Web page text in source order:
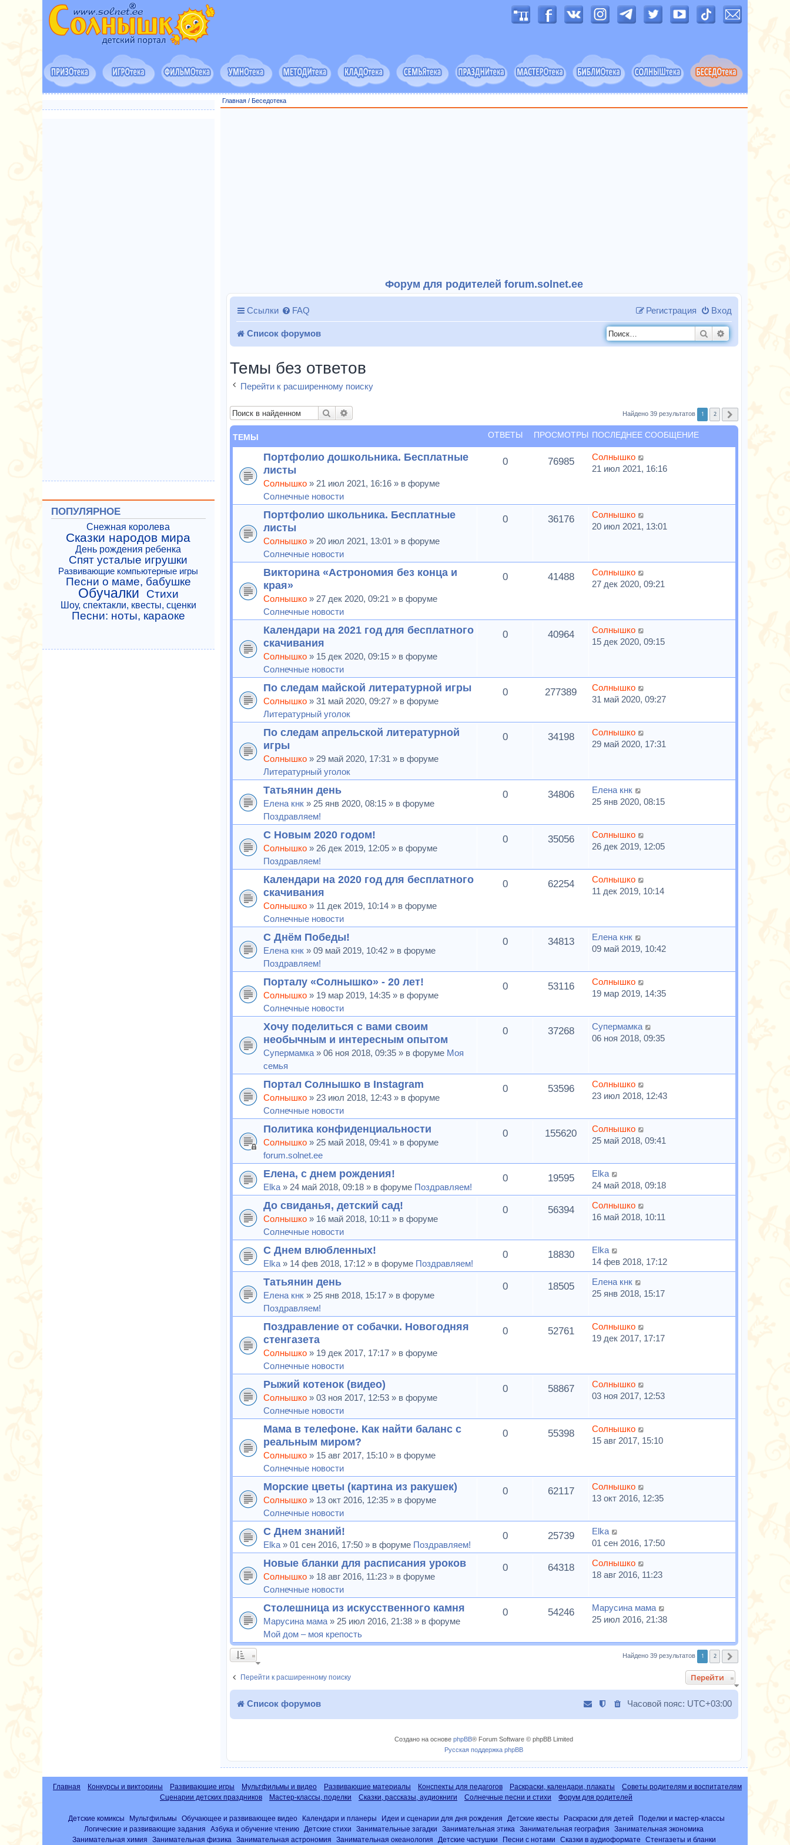
Главная/ Беседотека
Форум для родителей forum.solnet.ee
Ссылки FAQ Вход
Регистрация
Список форумов Поиск
Темы без ответов
Перейти к расширенному поиску
Поиск Найдено 39 результатов 1 2
ТЕМЫ ОТВЕТЫ ПРОСМОТРЫ ПОСЛЕДНЕЕ СООБЩЕНИЕ
Портфолио дошкольника. Бесплатные
листы
Солнышко» 21 июл 2021, 16:16 » в форуме
Солнечные новости
0 76985
Солнышко
21 июл 2021, 16:16
Портфолио школьника. Бесплатные
листы
Солнышко» 20 июл 2021, 13:01 » в форуме
Солнечные новости
0 36176
Солнышко
20 июл 2021, 13:01
Викторина «Астрономия без конца и
края»
Солнышко» 27 дек 2020, 09:21 » в форуме
Солнечные новости
0 41488
Солнышко
27 дек 2020, 09:21
Календари на 2021 год для бесплатного
скачивания
Солнышко» 15 дек 2020, 09:15 » в форуме
Солнечные новости
0 40964
Солнышко
15 дек 2020, 09:15
По следам майской литературной игры
Солнышко» 31 май 2020, 09:27 » в форуме
Литературный уголок
0 277389
Солнышко
31 май 2020, 09:27
По следам апрельской литературной
игры
Солнышко» 29 май 2020, 17:31 » в форуме
Литературный уголок
0 34198
Солнышко
29 май 2020, 17:31
Татьянин день
Елена кнк» 25 янв 2020, 08:15 » в форуме
Поздравляем!
0 34806
Елена кнк
25 янв 2020, 08:15
С Новым 2020 годом!
Солнышко» 26 дек 2019, 12:05 » в форуме
Поздравляем!
0 35056
Солнышко
26 дек 2019, 12:05
Календари на 2020 год для бесплатного
скачивания
Солнышко» 11 дек 2019, 10:14 » в форуме
Солнечные новости
0 62254
Солнышко
11 дек 2019, 10:14
С Днём Победы!
Елена кнк» 09 май 2019, 10:42 » в форуме
Поздравляем!
0 34813
Елена кнк
09 май 2019, 10:42
Порталу «Солнышко» - 20 лет!
Солнышко» 19 мар 2019, 14:35 » в форуме
Солнечные новости
0 53116
Солнышко
19 мар 2019, 14:35
Хочу поделиться с вами своим
необычным и интересным опытом
Супермамка» 06 ноя 2018, 09:35 » в форуме Моя
семья
0 37268
Супермамка
06 ноя 2018, 09:35
Портал Солнышко в Instagram
Солнышко» 23 июл 2018, 12:43 » в форуме
Солнечные новости
0 53596
Солнышко
23 июл 2018, 12:43
Политика конфиденциальности
Солнышко» 25 май 2018, 09:41 » в форуме
forum.solnet.ee
0 155620
Солнышко
25 май 2018, 09:41
Елена, с днем рождения!
Elka» 24 май 2018, 09:18 » в форуме Поздравляем!
0 19595
Elka
24 май 2018, 09:18
До свиданья, детский сад!
Солнышко» 16 май 2018, 10:11 » в форуме
Солнечные новости
0 56394
Солнышко
16 май 2018, 10:11
С Днем влюбленных!
Elka» 14 фев 2018, 17:12 » в форуме Поздравляем!
0 18830
Elka
14 фев 2018, 17:12
Татьянин день
Елена кнк» 25 янв 2018, 15:17 » в форуме
Поздравляем!
0 18505
Елена кнк
25 янв 2018, 15:17
Поздравление от собачки. Новогодняя
стенгазета
Солнышко» 19 дек 2017, 17:17 » в форуме
Солнечные новости
0 52761
Солнышко
19 дек 2017, 17:17
Рыжий котенок (видео)
Солнышко» 03 ноя 2017, 12:53 » в форуме
Солнечные новости
0 58867
Солнышко
03 ноя 2017, 12:53
Мама в телефоне. Как найти баланс с
реальным миром?
Солнышко» 15 авг 2017, 15:10 » в форуме
Солнечные новости
0 55398
Солнышко
15 авг 2017, 15:10
Морские цветы (картина из ракушек)
Солнышко» 13 окт 2016, 12:35 » в форуме
Солнечные новости
0 62117
Солнышко
13 окт 2016, 12:35
С Днем знаний!
Elka» 01 сен 2016, 17:50 » в форуме Поздравляем!
0 25739
Elka
01 сен 2016, 17:50
Новые бланки для расписания уроков
Солнышко» 18 авг 2016, 11:23 » в форуме
Солнечные новости
0 64318
Солнышко
18 авг 2016, 11:23
Столешница из искусственного камня
Марусина мама» 25 июл 2016, 21:38 » в форуме
Мой дом – моя крепость
0 54246
Марусина мама
25 июл 2016, 21:38
Найдено 39 результатов 1 2
Перейти к расширенному поиску Перейти
Список форумов Часовой пояс: UTC+03:00
Создано на основеphpBB® Forum Software © phpBB Limited
Русская поддержка phpBB
ПОПУЛЯРНОЕ
Снежная королева
Сказки народов мира
День рождения ребенка
Спят усталые игрушки
Развивающие компьютерные игры
Песни о маме, бабушке
Обучалки Стихи
Шоу, спектакли, квесты, сценки
Песни: ноты, караоке
Главная Конкурсы и викторины Развивающие игры Мультфильмы и видео Развивающие материалы Конспекты для педагогов Раскраски, календари, плакаты
Советы родителям и воспитателям
Сценарии детских праздников
Мастер-классы, поделки Сказки, рассказы, аудиокниги Солнечные песни и стихи Форум для родителей
Детские комиксы Мультфильмы Обучающее и развивающее видео Календари и планеры Идеи и сценарии для дня рождения Детские квесты Раскраски для детей
Поделки и мастер-классы
Логические и развивающие задания
Азбука и обучение чтению Детские стихи Занимательные загадки Занимательная этика Занимательная география
Занимательная экономика
Занимательная химия
Занимательная физика Занимательная астрономия Занимательная океанология Детские частушки Песни с нотами Сказки в аудиоформате Стенгазеты и бланки